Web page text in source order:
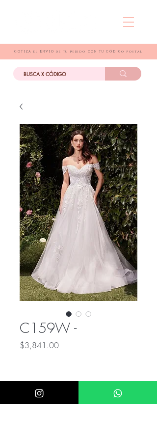
COTIZA el ENVIO de tu pedido CON TU CÓDIGo postal
C159W -
$3,841.00Precio